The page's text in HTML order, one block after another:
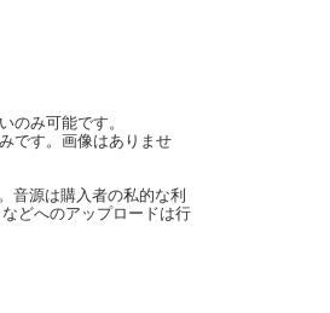
のみ可能です。
です。画像はありませ
音源は購入者の私的な利
どへのアップロードは行